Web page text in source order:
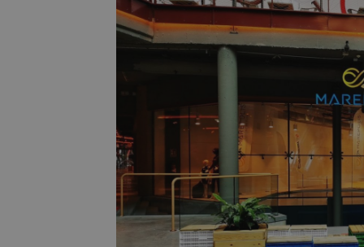
Las cookies
la gestión de
Nombre
PHPSESSID